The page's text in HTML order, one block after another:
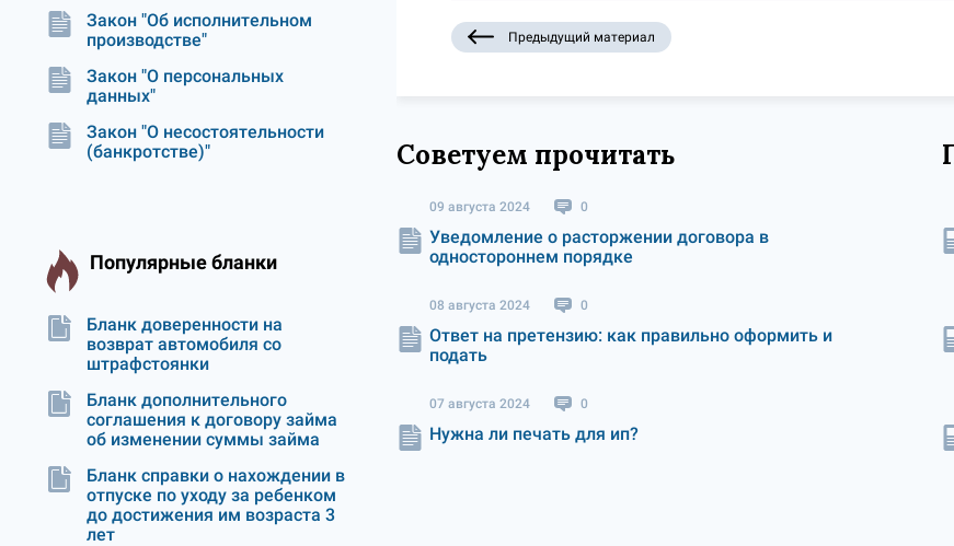
Закон "Об исполнительном
производстве"
Закон "О персональных
данных"
Закон "О несостоятельности
(банкротстве)"
Популярные бланки
Бланк доверенности на
возврат автомобиля со
штрафстоянки
Бланк дополнительного
соглашения к договору займа
об изменении суммы займа
Бланк справки о нахождении в
отпуске по уходу за ребенком
до достижения им возраста 3
лет
Предыдущий материал
Советуем прочитать
09 августа 2024 0
Уведомление о расторжении договора в
одностороннем порядке
08 августа 2024 0
Ответ на претензию: как правильно оформить и
подать
07 августа 2024 0
Нужна ли печать для ип?